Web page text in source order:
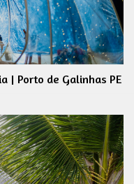
| Porto de Galinhas PE